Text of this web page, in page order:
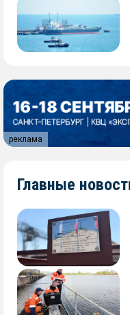
реклама
Главные